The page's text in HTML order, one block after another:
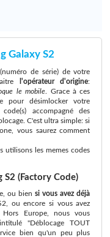
Galaxy S2
(numéro de série) de votre
l'opérateur d'origine:
le mobile . Grace à ces
pour désimlocker votre
accompagné des
C'est ultra simple: si
vous saurez comment
utilisons les memes codes
S2 (Factory Code)
ou bien si vous avez déjà
ou encore si vous avez
Europe, nous vous
"Déblocage TOUT
bien qu'un peu plus